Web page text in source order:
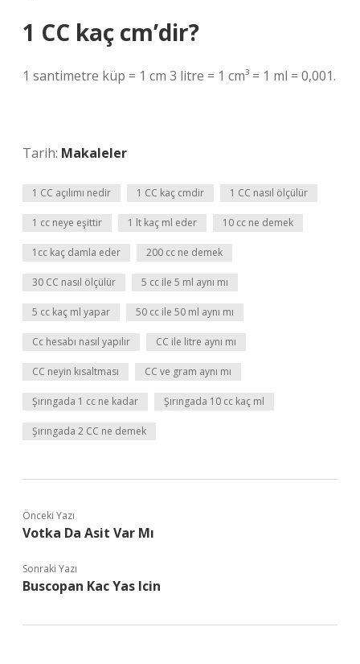
1 CC kaç cm’dir?
1 santimetre küp = 1 cm 3 litre = 1 cm³ = 1 ml = 0,001.
Tarih: Makaleler
1 CC açılımı nedir 1 CC kaç cmdir 1 CC nasıl ölçülür
1 cc neye eşittir 1 lt kaç ml eder 10 cc ne demek
1cc kaç damla eder 200 cc ne demek
30 CC nasıl ölçülür 5 cc ile 5 ml aynı mı
5 cc kaç ml yapar 50 cc ile 50 ml aynı mı
Cc hesabı nasıl yapılır CC ile litre aynı mı
CC neyin kısaltması CC ve gram aynı mı
Şırıngada 1 cc ne kadar Şırıngada 10 cc kaç ml
Şırıngada 2 CC ne demek
Önceki Yazı
Votka Da Asit Var Mı
Sonraki Yazı
Buscopan Kac Yas Icin